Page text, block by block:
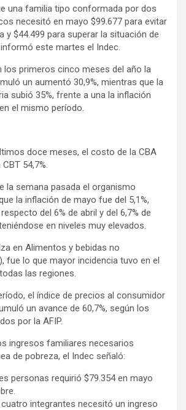
una familia tipo conformada por dos
necesitó en mayo $99.677 para evitar
y $44.499 para superar la situación de
este martes el Indec.
los primeros cinco meses del año la
un aumentó 30,9%, mientras que la
subió 35%, frente a una la inflación
el mismo período.
doce meses, el costo de la CBA
54,7%.
la semana pasada el organismo
la inflación de mayo fue del 5,1%,
del 6% de abril y del 6,7% de
en niveles muy elevados.
en Alimentos y bebidas no
fue lo que mayor incidencia tuvo en el
las regiones.
el índice de precios al consumidor
un avance de 60,7%, según los
por la AFIP.
ingresos familiares necesarios
de pobreza, el Indec señaló:
personas requirió $79.354 en mayo
integrantes necesitó un ingreso